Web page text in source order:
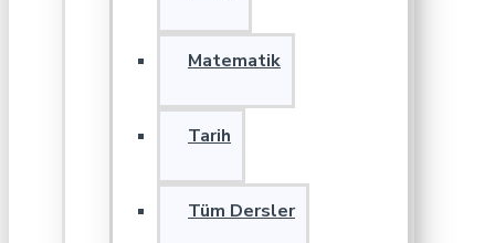
Matematik
Tarih
Tüm Dersler